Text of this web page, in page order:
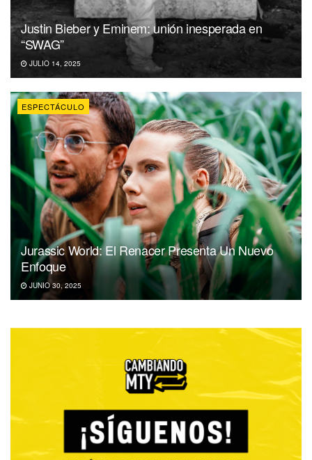
Justin Bieber y Eminem: unión inesperada en
“SWAG”
JULIO 14, 2025
ESPECTÁCULO
Jurassic World: El Renacer Presenta Un Nuevo
Enfoque
JUNIO 30, 2025